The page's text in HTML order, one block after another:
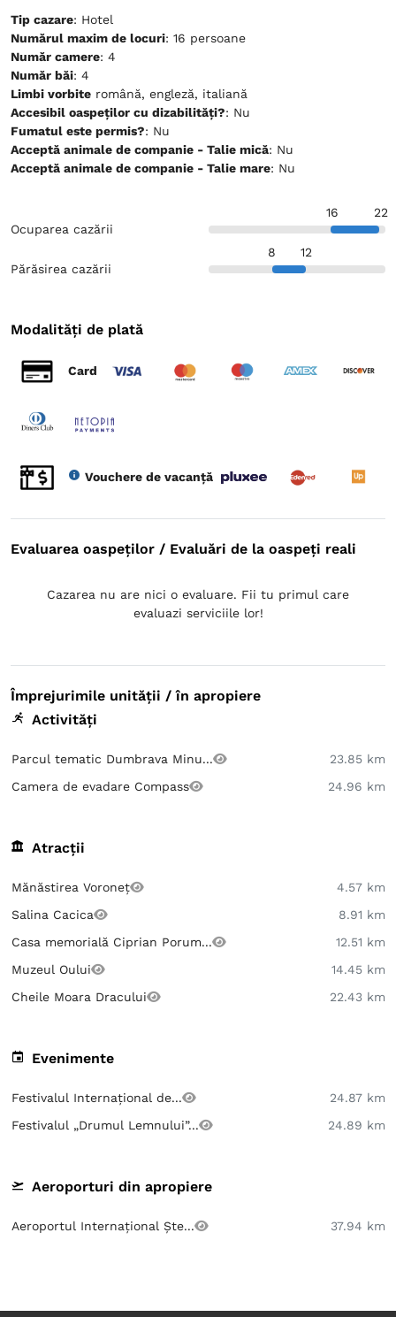
Tip cazare: Hotel
Numărul maxim de locuri: 16 persoane
Număr camere: 4
Număr băi: 4
Limbi vorbite română, engleză, italiană
Accesibil oaspeților cu dizabilități?
: Nu
Fumatul este permis?
: Nu
Acceptă animale de companie - Talie mică
: Nu
Acceptă animale de companie - Talie mare
: Nu
Ocuparea cazării
16 22
Părăsirea cazării
8 12
Modalități de plată
Card
Vouchere de vacanță
Evaluarea oaspeților / Evaluări de la oaspeți reali
Cazarea nu are nici o evaluare. Fii tu primul care
evaluazi serviciile lor!
Împrejurimile unității / în apropiere
Activități
Parcul tematic Dumbrava Minu...
23.85 km
Camera de evadare Compass
24.96 km
Atracții
Mănăstirea Voroneț
4.57 km
Salina Cacica
8.91 km
Casa memorială Ciprian Porum...
12.51 km
Muzeul Oului
14.45 km
Cheile Moara Dracului
22.43 km
Evenimente
Festivalul Internaţional de...
24.87 km
Festivalul „Drumul Lemnului”...
24.89 km
Aeroporturi din apropiere
Aeroportul Internațional Ște... 37.94 km